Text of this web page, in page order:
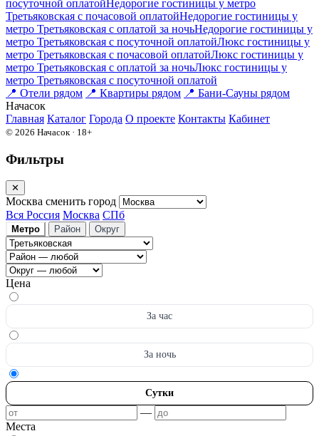
посуточной оплатойНедорогие гостиницы у метро
Третьяковская c почасовой оплатойНедорогие гостиницы у
метро Третьяковская с оплатой за ночьНедорогие гостиницы у
метро Третьяковская c посуточной оплатойЛюкс гостиницы у
метро Третьяковская c почасовой оплатойЛюкс гостиницы у
метро Третьяковская с оплатой за ночьЛюкс гостиницы у
метро Третьяковская c посуточной оплатой
📍 Отели рядом 📍 Квартиры рядом 📍 Бани-Сауны рядом
Начасок
Главная Каталог Города О проекте Контакты Кабинет
© 2026 Начасок · 18+
Фильтры
✕
Москва сменить город
Вся Россия Москва СПб
Метро Район Округ
Цена
За час
За ночь
Сутки
—
Места